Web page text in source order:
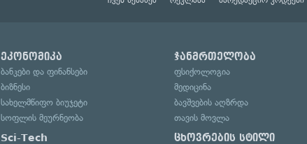
ეკონომიკა
ბანკები და ფინანსები
ბიზნესი
სახელმწიფო ბიუჯეტი
სოფლის მეურნეობა
Sci-Tech
ჯანმრთელობა
ფსიქოლოგია
მედიცინა
ბავშვების აღზრდა
თავის მოვლა
ცხოვრების სტილი